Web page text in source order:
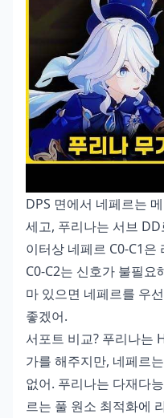
DPS 면에서 네페르는
세고, 푸리나는 서브
이터상 네페르 C0-C1
C0-C2는 신호가 불필요
마 있으면 네페르를 우
좋겠어.
서포트 비교? 푸리나는
가를 해주지만, 네페르
없어. 푸리나는 다재다
르는 풀 원소 최적화에